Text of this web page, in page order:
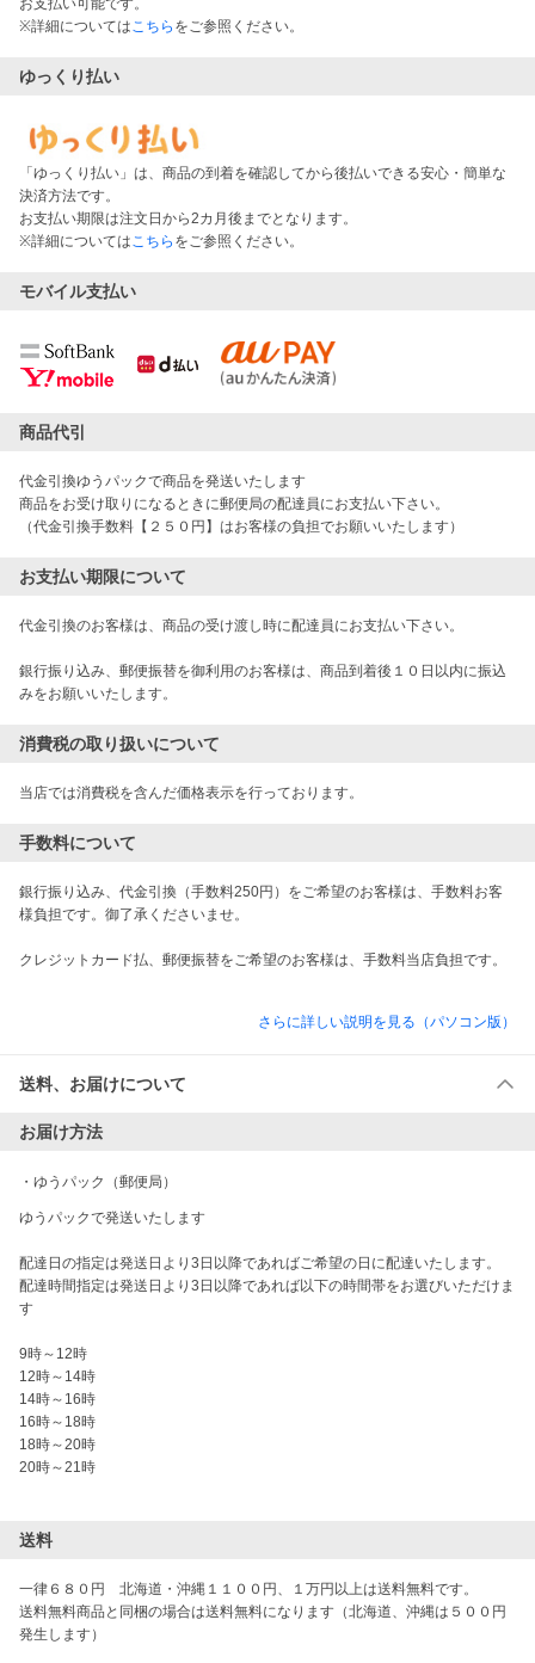
※詳細については こちら をご参照ください。
ゆっくり払い
「ゆっくり払い」は、商品の到着を確認してから後払いできる安心・簡単な
決済方法です。
お支払い期限は注文日から2カ月後までとなります。
※詳細については こちら をご参照ください。
モバイル支払い
商品代引
代金引換ゆうパックで商品を発送いたします
商品をお受け取りになるときに郵便局の配達員にお支払い下さい。
（代金引換手数料【２５０円】はお客様の負担でお願いいたします）
お支払い期限について
代金引換のお客様は、商品の受け渡し時に配達員にお支払い下さい。
銀行振り込み、郵便振替を御利用のお客様は、商品到着後１０日以内に振込
みをお願いいたします。
消費税の取り扱いについて
当店では消費税を含んだ価格表示を行っております。
手数料について
銀行振り込み、代金引換（手数料250円）をご希望のお客様は、手数料お客
様負担です。御了承くださいませ。
クレジットカード払、郵便振替をご希望のお客様は、手数料当店負担です。
さらに詳しい説明を見る（パソコン版）
送料、お届けについて
お届け方法
・ ゆうパック（郵便局）
ゆうパックで発送いたします
配達日の指定は発送日より3日以降であればご希望の日に配達いたします。
配達時間指定は発送日より3日以降であれば以下の時間帯をお選びいただけま
す
9時～12時
12時～14時
14時～16時
16時～18時
18時～20時
20時～21時
送料
一律６８０円　北海道・沖縄１１００円、１万円以上は送料無料です。
送料無料商品と同梱の場合は送料無料になります（北海道、沖縄は５００円
発生します）